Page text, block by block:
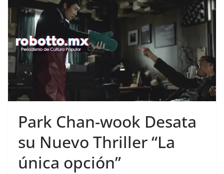
Park Chan-wook Desata
su Nuevo Thriller “La
única opción”